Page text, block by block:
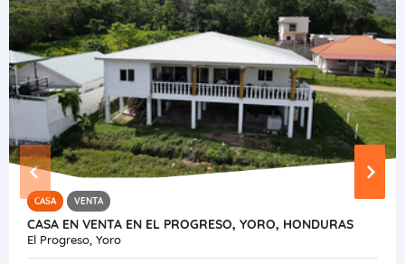
CASA VENTA
CASA EN VENTA EN EL PROGRESO, YORO, HONDURAS
El Progreso, Yoro